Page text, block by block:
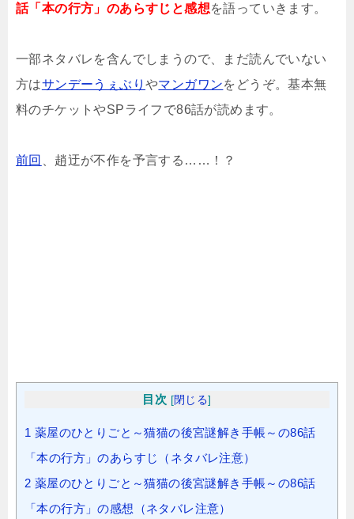
話「本の行方」のあらすじと感想を語っていきます。
一部ネタバレを含んでしまうので、まだ読んでいない
方はサンデーうぇぶりやマンガワンをどうぞ。基本無
料のチケットやSPライフで86話が読めます。
前回 、趙迂が不作を予言する……！？
目次 [閉じる]
1 薬屋のひとりごと～猫猫の後宮謎解き手帳～の86話
「本の行方」のあらすじ（ネタバレ注意）
2 薬屋のひとりごと～猫猫の後宮謎解き手帳～の86話
「本の行方」の感想（ネタバレ注意）